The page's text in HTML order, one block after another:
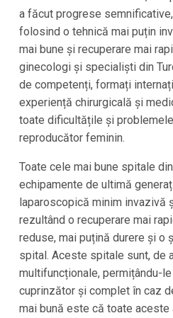
a făcut progrese
folosind o tehnică mai puțin
mai bune și recuperare mai
ginecologi și specialiști din
de competenți, formați
experiență chirurgicală și
toate dificultățile și
reproducător feminin.
Toate cele mai bune spitale
echipamente de ultimă
laparoscopică minim invazivă
rezultând o recuperare mai
reduse, mai puțină durere și o
spital. Aceste spitale sunt, de
multifuncționale, permițându-
cuprinzător și complet în caz
mai bună este că toate